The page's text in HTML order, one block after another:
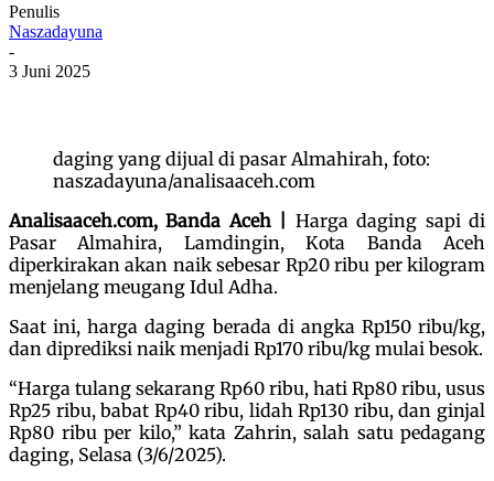
Penulis
Naszadayuna
-
3 Juni 2025
daging yang dijual di pasar Almahirah, foto:
naszadayuna/analisaaceh.com
Analisaaceh.com, Banda Aceh |
Harga daging sapi di
Pasar Almahira, Lamdingin, Kota Banda Aceh
diperkirakan akan naik sebesar Rp20 ribu per kilogram
menjelang meugang Idul Adha.
Saat ini, harga daging berada di angka Rp150 ribu/kg,
dan diprediksi naik menjadi Rp170 ribu/kg mulai besok.
“Harga tulang sekarang Rp60 ribu, hati Rp80 ribu, usus
Rp25 ribu, babat Rp40 ribu, lidah Rp130 ribu, dan ginjal
Rp80 ribu per kilo,” kata Zahrin, salah satu pedagang
daging, Selasa (3/6/2025).